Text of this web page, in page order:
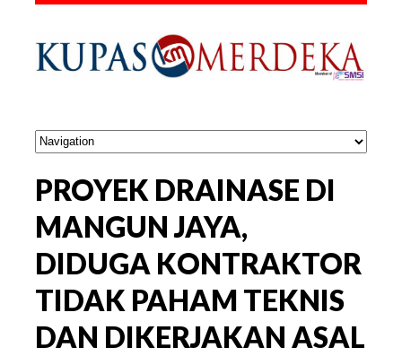
PROYEK DRAINASE DI
MANGUN JAYA,
DIDUGA KONTRAKTOR
TIDAK PAHAM TEKNIS
DAN DIKERJAKAN ASAL